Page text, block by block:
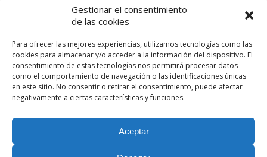
Gestionar el consentimiento
de las cookies
Para ofrecer las mejores experiencias, utilizamos tecnologías como las
cookies para almacenar y/o acceder a la información del dispositivo. El
consentimiento de estas tecnologías nos permitirá procesar datos
como el comportamiento de navegación o las identificaciones únicas
en este sitio. No consentir o retirar el consentimiento, puede afectar
negativamente a ciertas características y funciones.
Aceptar
ECOLOGISTAS EN ACCIÓN: «Crecidas del
Ebro, medidas contraproducentes y
declaraciones oportunistas»
1 RESPUESTA